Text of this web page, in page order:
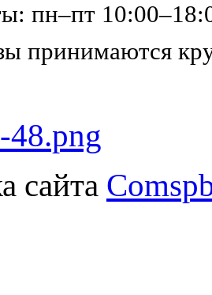
пн–пт
принимаются
сайта